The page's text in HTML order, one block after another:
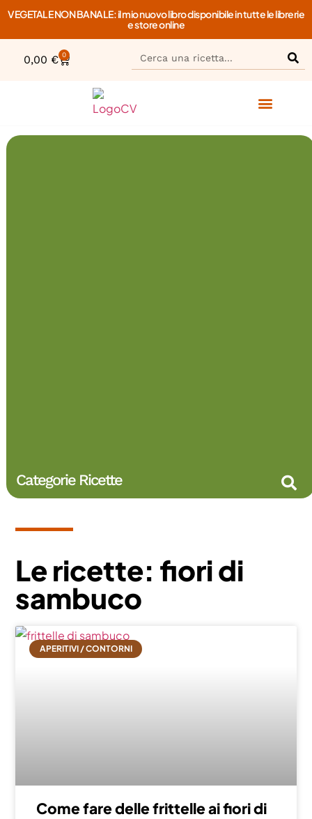
VEGETALE NON BANALE: il mio nuovo libro disponibile in tutte le librerie
e store online
0,00 € 0
Categorie Ricette
Le ricette: fiori di
sambuco
APERITIVI / CONTORNI
Come fare delle frittelle ai fiori di